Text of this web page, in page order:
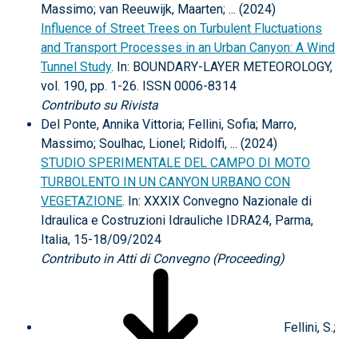
Massimo; van Reeuwijk, Maarten; ... (2024)
Influence of Street Trees on Turbulent Fluctuations
and Transport Processes in an Urban Canyon: A Wind
Tunnel Study. In: BOUNDARY-LAYER METEOROLOGY,
vol. 190, pp. 1-26. ISSN 0006-8314
Contributo su Rivista
Del Ponte, Annika Vittoria; Fellini, Sofia; Marro,
Massimo; Soulhac, Lionel; Ridolfi, ... (2024)
STUDIO SPERIMENTALE DEL CAMPO DI MOTO
TURBOLENTO IN UN CANYON URBANO CON
VEGETAZIONE. In: XXXIX Convegno Nazionale di
Idraulica e Costruzioni Idrauliche IDRA24, Parma,
Italia, 15-18/09/2024
Contributo in Atti di Convegno (Proceeding)
Fellini, S.;